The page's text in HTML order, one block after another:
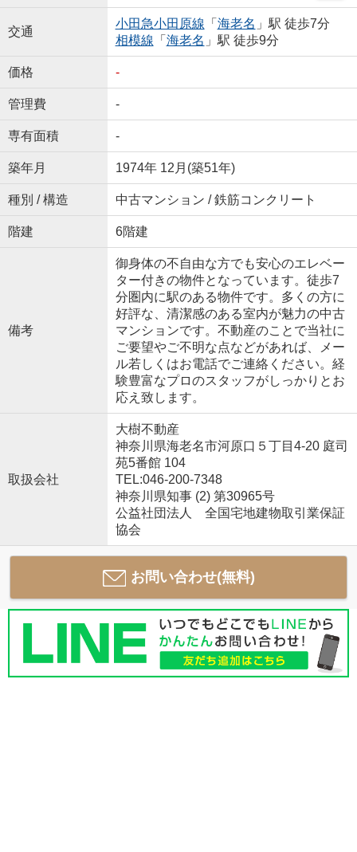
交通
小田急小田原線 「 海老名 」駅 徒歩7分
相模線 「 海老名 」駅 徒歩9分
価格 -
管理費 -
専有面積 -
築年月 1974年 12月(築51年)
種別 / 構造 中古マンション / 鉄筋コンクリート
階建 6階建
備考
御身体の不自由な方でも安心のエレベー
ター付きの物件となっています。徒歩7
分圏内に駅のある物件です。多くの方に
好評な、清潔感のある室内が魅力の中古
マンションです。不動産のことで当社に
ご要望やご不明な点などがあれば、メー
ル若しくはお電話でご連絡ください。経
験豊富なプロのスタッフがしっかりとお
応え致します。
取扱会社
大樹不動産
神奈川県海老名市河原口５丁目4-20 庭司
苑5番館 104
TEL:046-200-7348
神奈川県知事 (2) 第30965号
公益社団法人 全国宅地建物取引業保証
協会
お問い合わせ(無料)